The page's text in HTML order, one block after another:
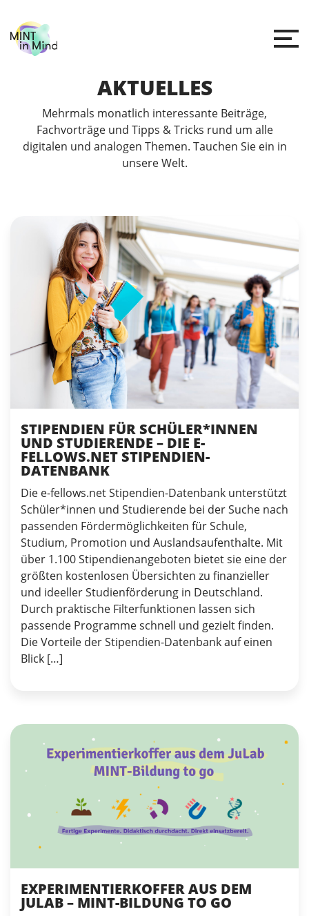
AKTUELLES
Mehrmals monatlich interessante Beiträge,
Fachvorträge und Tipps & Tricks rund um alle
digitalen und analogen Themen. Tauchen Sie ein in
unsere Welt.
STIPENDIEN FÜR SCHÜLER*INNEN
UND STUDIERENDE – DIE E-
FELLOWS.NET STIPENDIEN-
DATENBANK
Die e-fellows.net Stipendien-Datenbank unterstützt
Schüler*innen und Studierende bei der Suche nach
passenden Fördermöglichkeiten für Schule,
Studium, Promotion und Auslandsaufenthalte. Mit
über 1.100 Stipendienangeboten bietet sie eine der
größten kostenlosen Übersichten zu finanzieller
und ideeller Studienförderung in Deutschland.
Durch praktische Filterfunktionen lassen sich
passende Programme schnell und gezielt finden.
Die Vorteile der Stipendien-Datenbank auf einen
Blick […]
EXPERIMENTIERKOFFER AUS DEM
JULAB – MINT-BILDUNG TO GO